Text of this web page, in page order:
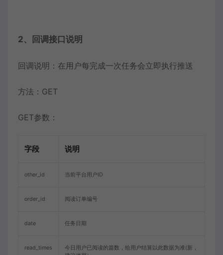
2、回调接口说明
回调说明：在用户每完成一次任务会立即执行推送
方法：GET
GET参数：
字段 说明
other_id 当前平台用户ID
order_id 阅读订单编号
date 任务日期
read_times
今日用户已阅读的篇数，给用户结算以此数据为准(新，